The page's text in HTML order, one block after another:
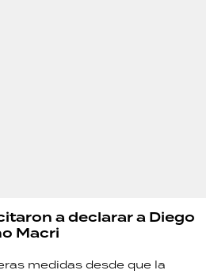
a declarar a Diego
Macri
medidas desde que la